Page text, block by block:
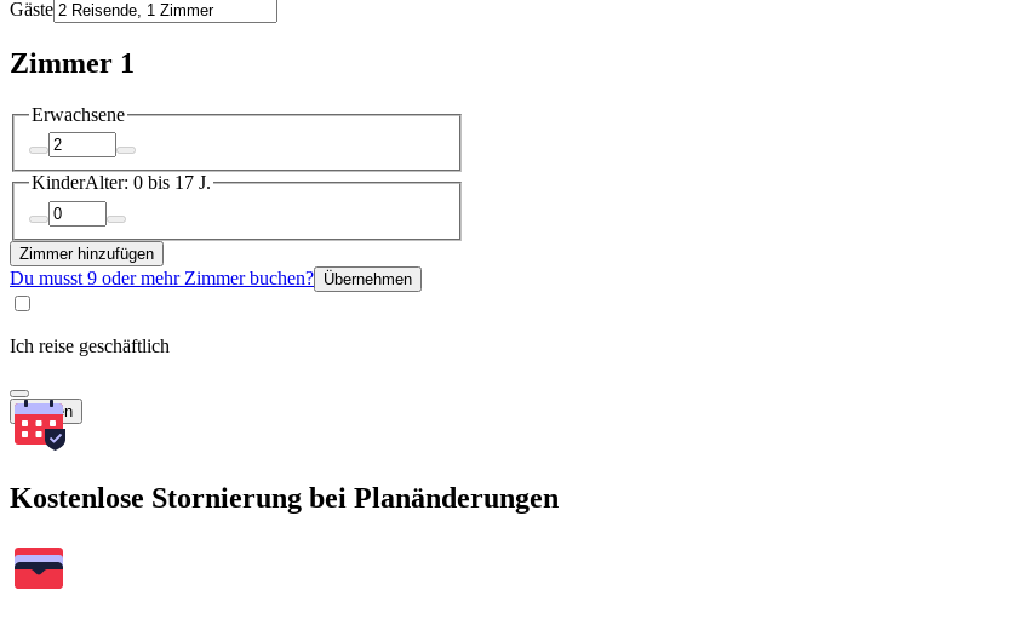
Gäste
Zimmer 1
Erwachsene
KinderAlter: 0 bis 17 J.
Zimmer hinzufügen
Du musst 9 oder mehr Zimmer buchen? Übernehmen
Ich reise geschäftlich
Suchen
Kostenlose Stornierung bei Planänderungen